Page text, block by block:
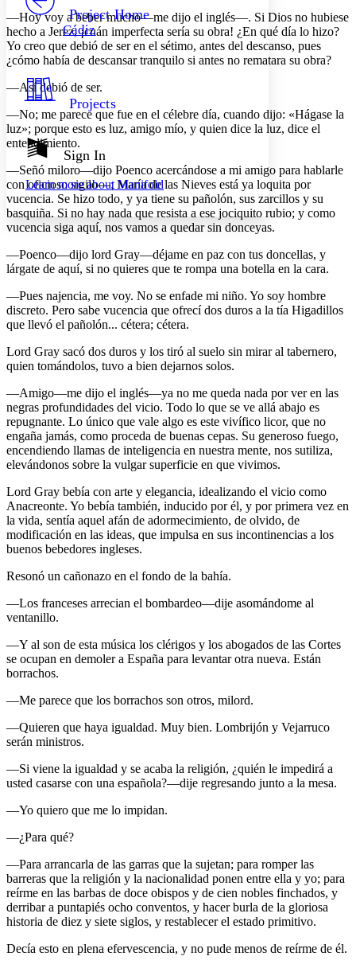
Your highlights
Resources
Show all
Show all Hide all
Decrease font size Increase font size
Color Scheme
Light
Dark
Annotation contrast
abc Low
abc High
Margins
Increase text margins Decrease text margins
Reset to Defaults
Project Home
Cádiz
Projects
Sign In
Learn more aboutManifold
—Hoy voy a beber mucho—me dijo el inglés—. Si Dios no hubiese
hecho a Jerez, ¡cuán imperfecta sería su obra! ¿En qué día lo hizo?
Yo creo que debió de ser en el sétimo, antes del descanso, pues
¿cómo había de descansar tranquilo si antes no rematara su obra?
—Así debió de ser.
—No; me parece que fue en el célebre día, cuando dijo: «Hágase la
luz»; porque esto es luz, amigo mío, y quien dice la luz, dice el
entendimiento.
—Señó miloro—dijo Poenco acercándose a mi amigo para hablarle
con oficioso sigilo—; María de las Nieves está ya loquita por
vucencia. Se hizo todo, y ya tiene su pañolón, sus zarcillos y su
basquiña. Si no hay nada que resista a ese jociquito rubio; y como
vucencia siga aquí, nos vamos a quedar sin donceyas.
—Poenco—dijo lord Gray—déjame en paz con tus doncellas, y
lárgate de aquí, si no quieres que te rompa una botella en la cara.
—Pues najencia, me voy. No se enfade mi niño. Yo soy hombre
discreto. Pero sabe vucencia que ofrecí dos duros a la tía Higadillos
que llevó el pañolón... cétera; cétera.
Lord Gray sacó dos duros y los tiró al suelo sin mirar al tabernero,
quien tomándolos, tuvo a bien dejarnos solos.
—Amigo—me dijo el inglés—ya no me queda nada por ver en las
negras profundidades del vicio. Todo lo que se ve allá abajo es
repugnante. Lo único que vale algo es este vivífico licor, que no
engaña jamás, como proceda de buenas cepas. Su generoso fuego,
encendiendo llamas de inteligencia en nuestra mente, nos sutiliza,
elevándonos sobre la vulgar superficie en que vivimos.
Lord Gray bebía con arte y elegancia, idealizando el vicio como
Anacreonte. Yo bebía también, inducido por él, y por primera vez en
la vida, sentía aquel afán de adormecimiento, de olvido, de
modificación en las ideas, que impulsa en sus incontinencias a los
buenos bebedores ingleses.
Resonó un cañonazo en el fondo de la bahía.
—Los franceses arrecian el bombardeo—dije asomándome al
ventanillo.
—Y al son de esta música los clérigos y los abogados de las Cortes
se ocupan en demoler a España para levantar otra nueva. Están
borrachos.
—Me parece que los borrachos son otros, milord.
—Quieren que haya igualdad. Muy bien. Lombrijón y Vejarruco
serán ministros.
—Si viene la igualdad y se acaba la religión, ¿quién le impedirá a
usted casarse con una española?—dije regresando junto a la mesa.
—Yo quiero que me lo impidan.
—¿Para qué?
—Para arrancarla de las garras que la sujetan; para romper las
barreras que la religión y la nacionalidad ponen entre ella y yo; para
reírme en las barbas de doce obispos y de cien nobles finchados, y
derribar a puntapiés ocho conventos, y hacer burla de la gloriosa
historia de diez y siete siglos, y restablecer el estado primitivo.
Decía esto en plena efervescencia, y no pude menos de reírme de él.